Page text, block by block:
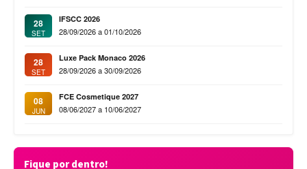
28
SET
IFSCC 2026
28/09/2026 a 01/10/2026
28
SET
Luxe Pack Monaco 2026
28/09/2026 a 30/09/2026
08
JUN
FCE Cosmetique 2027
08/06/2027 a 10/06/2027
Fique por dentro!